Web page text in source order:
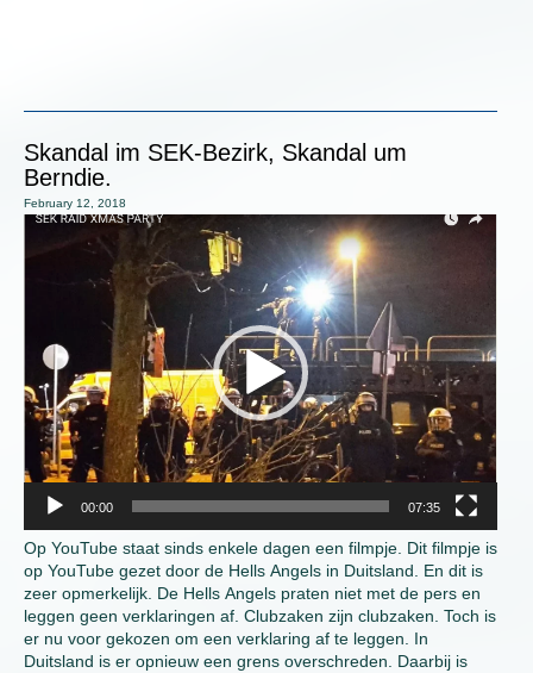
Skandal im SEK-Bezirk, Skandal um
Berndie.
February 12, 2018
Video
00:00 07:35
Op YouTube staat sinds enkele dagen een filmpje. Dit filmpje is
op YouTube gezet door de Hells Angels in Duitsland. En dit is
zeer opmerkelijk. De Hells Angels praten niet met de pers en
leggen geen verklaringen af. Clubzaken zijn clubzaken. Toch is
er nu voor gekozen om een verklaring af te leggen. In
Duitsland is er opnieuw een grens overschreden. Daarbij is